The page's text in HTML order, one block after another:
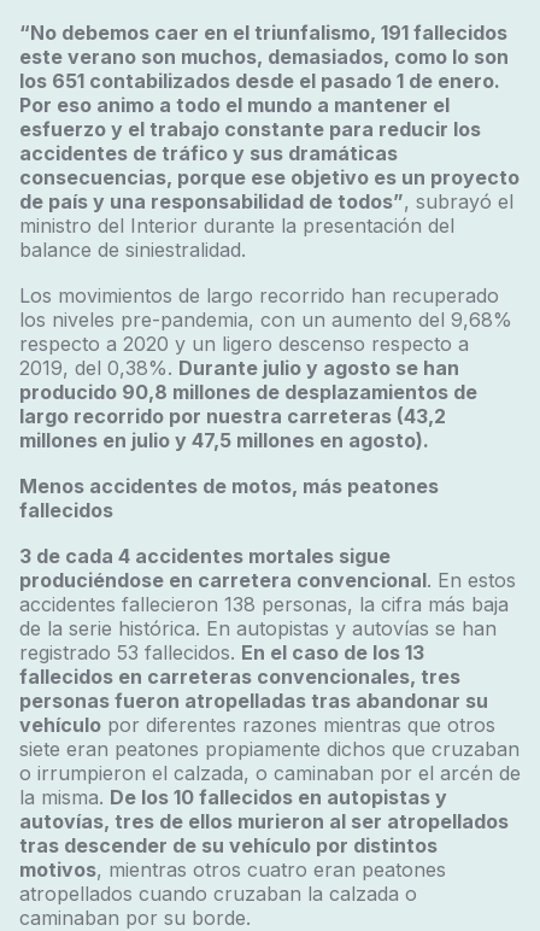
“No debemos caer en el triunfalismo, 191 fallecidos
este verano son muchos, demasiados, como lo son
los 651 contabilizados desde el pasado 1 de enero.
Por eso animo a todo el mundo a mantener el
esfuerzo y el trabajo constante para reducir los
accidentes de tráfico y sus dramáticas
consecuencias, porque ese objetivo es un proyecto
de país y una responsabilidad de todos”, subrayó el
ministro del Interior durante la presentación del
balance de siniestralidad.
Los movimientos de largo recorrido han recuperado
los niveles pre-pandemia, con un aumento del 9,68%
respecto a 2020 y un ligero descenso respecto a
2019, del 0,38%. Durante julio y agosto se han
producido 90,8 millones de desplazamientos de
largo recorrido por nuestra carreteras (43,2
millones en julio y 47,5 millones en agosto).
Menos accidentes de motos, más peatones
fallecidos
3 de cada 4 accidentes mortales sigue
produciéndose en carretera convencional. En estos
accidentes fallecieron 138 personas, la cifra más baja
de la serie histórica. En autopistas y autovías se han
registrado 53 fallecidos. En el caso de los 13
fallecidos en carreteras convencionales, tres
personas fueron atropelladas tras abandonar su
vehículopor diferentes razones mientras que otros
siete eran peatones propiamente dichos que cruzaban
o irrumpieron el calzada, o caminaban por el arcén de
la misma. De los 10 fallecidos en autopistas y
autovías, tres de ellos murieron al ser atropellados
tras descender de su vehículo por distintos
motivos, mientras otros cuatro eran peatones
atropellados cuando cruzaban la calzada o
caminaban por su borde.